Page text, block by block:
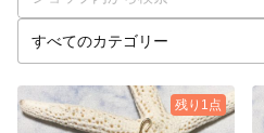
残り1点